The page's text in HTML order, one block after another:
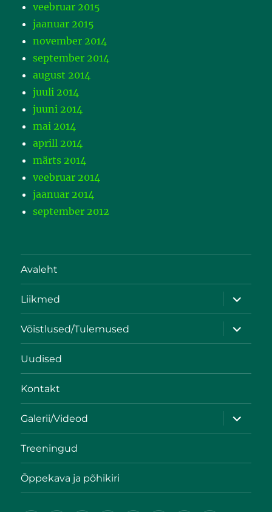
veebruar 2015
jaanuar 2015
november 2014
september 2014
august 2014
juuli 2014
juuni 2014
mai 2014
aprill 2014
märts 2014
veebruar 2014
jaanuar 2014
september 2012
Avaleht
Liikmed
Võistlused/Tulemused
Uudised
Kontakt
Galerii/Videod
Treeningud
Õppekava ja põhikiri